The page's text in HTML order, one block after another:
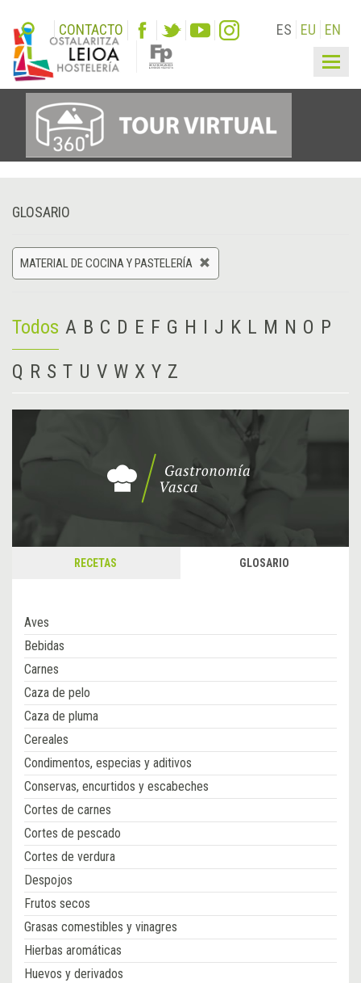
CONTACTO ES EU EN
GLOSARIO
MATERIAL DE COCINA Y PASTELERÍA
Todos A B C D E F G H I J K L M N O P
Q R S T U V W X Y Z
RECETAS GLOSARIO
Aves
Bebidas
Carnes
Caza de pelo
Caza de pluma
Cereales
Condimentos, especias y aditivos
Conservas, encurtidos y escabeches
Cortes de carnes
Cortes de pescado
Cortes de verdura
Despojos
Frutos secos
Grasas comestibles y vinagres
Hierbas aromáticas
Huevos y derivados